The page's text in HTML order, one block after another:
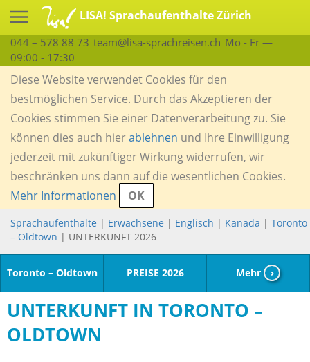
LISA! Sprachaufenthalte Zürich
044 – 578 88 73 team@lisa-sprachreisen.ch Mo - Fr —
09:00 - 17:30
Diese Website verwendet Cookies für den
bestmöglichen Service. Durch das Akzeptieren der
Cookies stimmen Sie einer Datenverarbeitung zu. Sie
können dies auch hierablehnen und Ihre Einwilligung
jederzeit mit zukünftiger Wirkung widerrufen, wir
beschränken uns dann auf die wesentlichen Cookies.
Mehr Informationen
OK
Sprachaufenthalte | Erwachsene | Englisch | Kanada | Toronto
– Oldtown | UNTERKUNFT 2026
Toronto – Oldtown PREISE 2026 Mehr ›
UNTERKUNFT IN TORONTO –
OLDTOWN